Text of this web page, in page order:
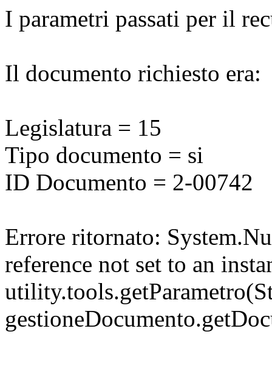
I parametri passati per il
Il documento richiesto era:
Legislatura = 15
Tipo documento = si
ID Documento = 2-00742
Errore ritornato:
reference not set to an